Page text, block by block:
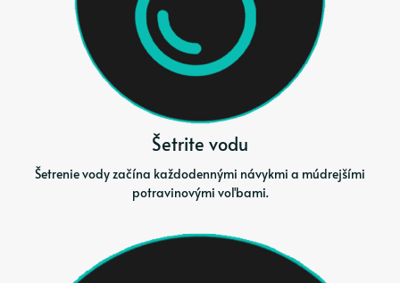
Šetrite vodu
Šetrenie vody začína každodennými návykmi a múdrejšími
potravinovými voľbami.